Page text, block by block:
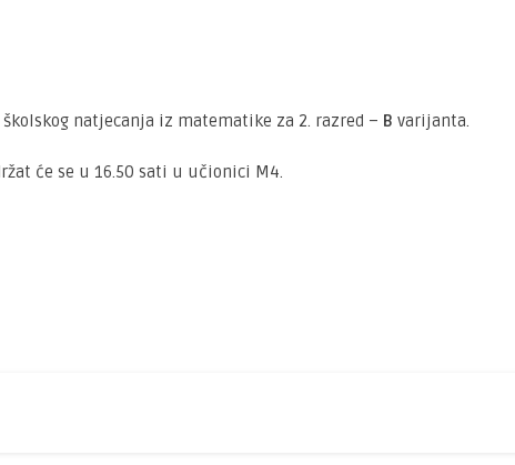
natjecanja iz matematike za 2. razred – B varijanta.
će se u 16.50 sati u učionici M4.